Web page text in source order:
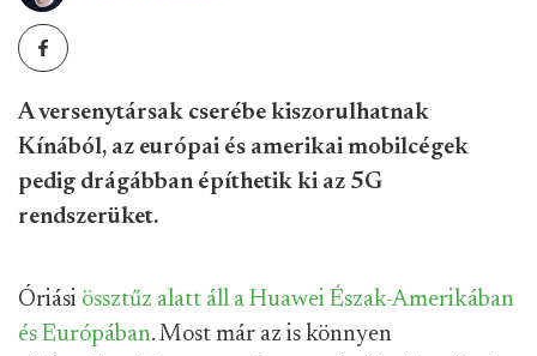
A versenytársak cserébe kiszorulhatnak
Kínából, az európai és amerikai mobilcégek
pedig drágábban építhetik ki az 5G
rendszerüket.
Óriási össztűz alatt áll a Huawei Észak-Amerikában
és Európában. Most már az is könnyen